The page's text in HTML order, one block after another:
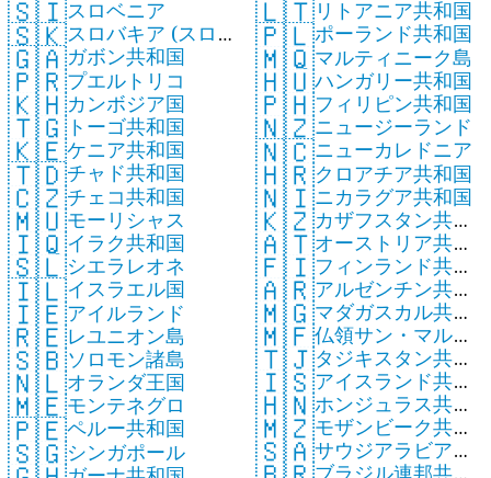
🇸🇮スロベニア
🇸🇰スロバキア (スロ
バキア共和国)
🇬🇦ガボン共和国
🇵🇷プエルトリコ
🇰🇭カンボジア国
🇹🇬 トーゴ共和国
🇰🇪ケニア共和国
🇹🇩チャド共和国
🇨🇿チェコ共和国
🇲🇺モーリシャス
🇮🇶イラク共和国
🇸🇱シエラレオネ
🇮🇱イスラエル国
🇮🇪アイルランド
🇷🇪レユニオン島
🇸🇧ソロモン諸島
🇳🇱オランダ王国
🇲🇪モンテネグロ
🇵🇪ペルー共和国
🇸🇬シンガポール
🇱🇹リトアニア共和国
🇵🇱ポーランド共和国
🇲🇶マルティニーク島
🇭🇺ハンガリー共和国
🇵🇭フィリピン共和国
🇳🇿ニュージーランド
🇳🇨ニューカレドニア
🇭🇷クロアチア共和国
🇳🇮ニカラグア共和国
🇰🇿カザフスタン共和
国
🇦🇹オーストリア共和
国
🇫🇮フィンランド共和
国
🇦🇷アルゼンチン共和
国
🇲🇬マダガスカル共和
国
🇲🇫仏領サン・マルタ
ン
🇹🇯タジキスタン共和
国
🇮🇸アイスランド共和
国
🇭🇳ホンジュラス共和
国
🇲🇿モザンビーク共和
国
🇸🇦サウジアラビア王
国
ブラジル連邦共和